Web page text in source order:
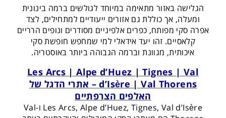
הגלישה באזור מתאימה במיוחד לגולשים ברמה בינונית
ומעלה, אך כוללת גם אזורים ייעודיים למתחילים, לצד
אפרה סקי מפותח, כפרים אלפיניים מסודרים ונופים הרריים
קלאסיים. זהו יעד אידאלי למי שמחפש חופשת סקי
איכותית, מגוונת וברמה הגבוהה ביותר באוסטריה.
Les Arcs | Alpe d’Huez | Tignes | Val
d’Isère | Val Thorens – אתרי הדגל של
האלפים הצרפתיים
Les Arcs, Alpe d’Huez, Tignes, Val d’Isère ו-Val